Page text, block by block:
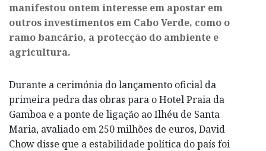
manifestou ontem interesse em apostar em
outros investimentos em Cabo Verde, como o
ramo bancário, a protecção do ambiente e
agricultura.
Durante a cerimónia do lançamento oficial da
primeira pedra das obras para o Hotel Praia da
Gamboa e a ponte de ligação ao Ilhéu de Santa
Maria, avaliado em 250 milhões de euros, David
Chow disse que a estabilidade política do país foi